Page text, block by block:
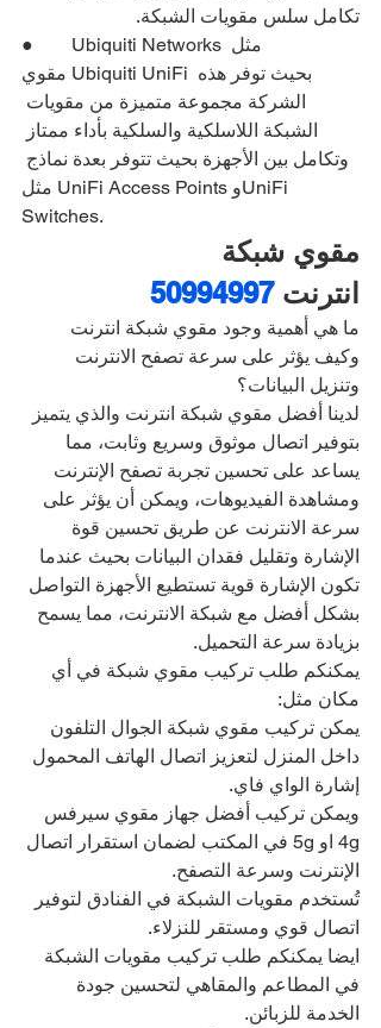
تكامل سلس مقويات الشبكة.
●        Ubiquiti Networks مثل
مقوي Ubiquiti UniFi بحيث توفر هذه
الشركة مجموعة متميزة من مقويات
الشبكة اللاسلكية والسلكية بأداء ممتاز
وتكامل بين الأجهزة بحيث تتوفر بعدة نماذج
مثل UniFi Access Points وUniFi
Switches.
مقوي شبكة
انترنت 50994997
ما هي أهمية وجود مقوي شبكة انترنت
وكيف يؤثر على سرعة تصفح الانترنت
وتنزيل البيانات؟
لدينا أفضل مقوي شبكة انترنت والذي يتميز
بتوفير اتصال موثوق وسريع وثابت، مما
يساعد على تحسين تجربة تصفح الإنترنت
ومشاهدة الفيديوهات، ويمكن أن يؤثر على
سرعة الانترنت عن طريق تحسين قوة
الإشارة وتقليل فقدان البيانات بحيث عندما
تكون الإشارة قوية تستطيع الأجهزة التواصل
بشكل أفضل مع شبكة الانترنت، مما يسمح
بزيادة سرعة التحميل.
يمكنكم طلب تركيب مقوي شبكة في أي
مكان مثل:
يمكن تركيب مقوي شبكة الجوال التلفون
داخل المنزل لتعزيز اتصال الهاتف المحمول
إشارة الواي فاي.
ويمكن تركيب أفضل جهاز مقوي سيرفس
4g او 5g في المكتب لضمان استقرار اتصال
الإنترنت وسرعة التصفح.
تُستخدم مقويات الشبكة في الفنادق لتوفير
اتصال قوي ومستقر للنزلاء.
ايضا يمكنكم طلب تركيب مقويات الشبكة
في المطاعم والمقاهي لتحسين جودة
الخدمة للزبائن.